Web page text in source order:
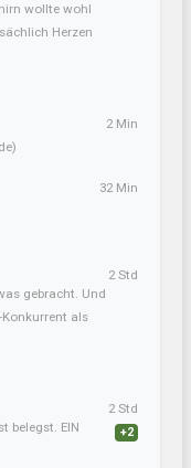
wollte wohl
Herzen
2 Min
32 Min
gebracht. Und
als
2 Std
belegst. EIN
2 Std
+2